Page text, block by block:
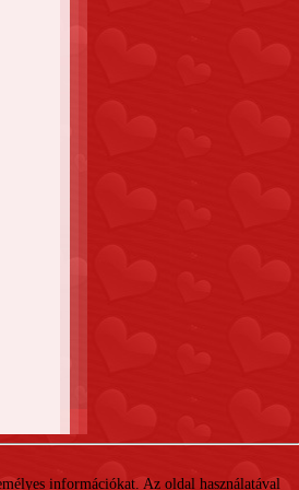
információkat. Az oldal használatával